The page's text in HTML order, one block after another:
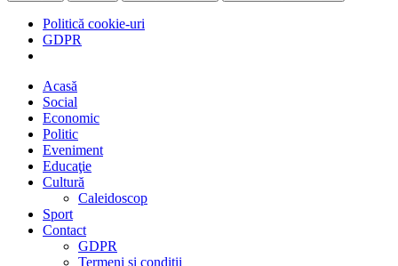
Politică cookie-uri
GDPR
Acasă
Social
Economic
Politic
Eveniment
Educaţie
Cultură
Caleidoscop
Sport
Contact
GDPR
Termeni și condiții